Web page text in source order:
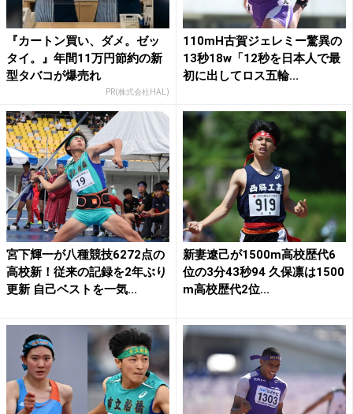
『カートン買い、ダメ。ゼッ
タイ。』年間11万円節約の新
型タバコが爆売れ
PR(株式会社HAL)
110mH古賀ジェレミー驚異の
13秒18w「12秒を日本人で最
初に出してロス五輪...
宮下輝一が八種競技6272点の
高校新！従来の記録を2年ぶり
更新 自己ベストを一気...
新妻遼己が1500m高校歴代6
位の3分43秒94 久保凛は1500
m高校歴代2位...